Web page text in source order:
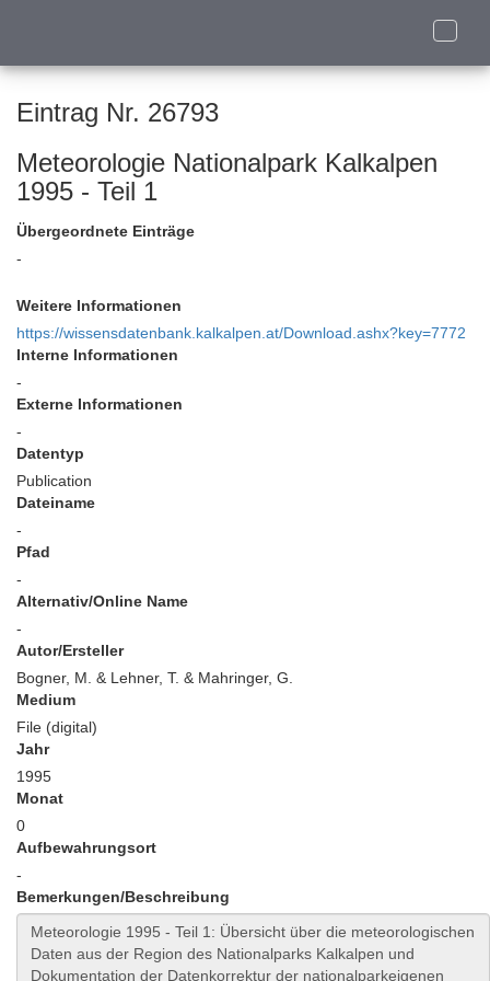
Toggle
Eintrag Nr. 26793
Meteorologie Nationalpark Kalkalpen
1995 - Teil 1
Übergeordnete Einträge
-
Weitere Informationen
https://wissensdatenbank.kalkalpen.at/Download.ashx?key=7772
Interne Informationen
-
Externe Informationen
-
Datentyp
Publication
Dateiname
-
Pfad
-
Alternativ/Online Name
-
Autor/Ersteller
Bogner, M. & Lehner, T. & Mahringer, G.
Medium
File (digital)
Jahr
1995
Monat
0
Aufbewahrungsort
-
Bemerkungen/Beschreibung